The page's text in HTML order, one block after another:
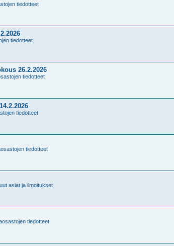
tiedotteet
tiedotteet
26.2.2026
tiedotteet
tiedotteet
tiedotteet
asiat ja ilmoitukset
tiedotteet